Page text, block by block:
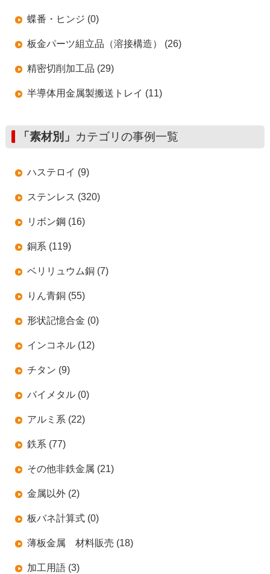
蝶番・ヒンジ (0)
板金パーツ組立品（溶接構造） (26)
精密切削加工品 (29)
半導体用金属製搬送トレイ (11)
「素材別」 カテゴリの事例一覧
ハステロイ (9)
ステンレス (320)
リボン鋼 (16)
銅系 (119)
ベリリュウム銅 (7)
りん青銅 (55)
形状記憶合金 (0)
インコネル (12)
チタン (9)
バイメタル (0)
アルミ系 (22)
鉄系 (77)
その他非鉄金属 (21)
金属以外 (2)
板バネ計算式 (0)
薄板金属 材料販売 (18)
加工用語 (3)